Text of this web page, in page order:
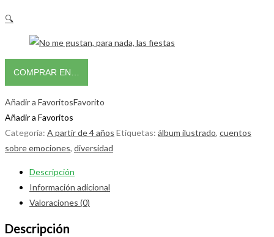
🔍
COMPRAR EN…
Añadir a FavoritosFavorito
Añadir a Favoritos
Categoría: A partir de 4 años Etiquetas: álbum ilustrado, cuentos
sobre emociones, diversidad
Descripción
Información adicional
Valoraciones (0)
Descripción